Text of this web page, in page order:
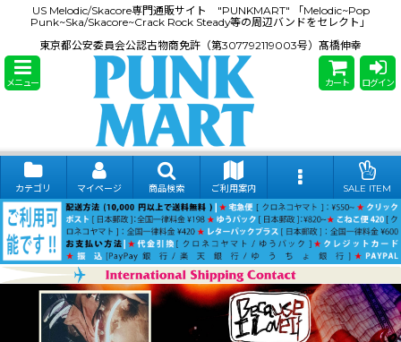
US Melodic/Skacore専門通販サイト "PUNKMART" 「Melodic~Pop
Punk~Ska/Skacore~Crack Rock Steady等の周辺バンドをセレクト」
東京都公安委員会公認古物商免許（第307792119003号）髙橋伸幸
メニュー カート ログイン
カテゴリ マイページ 商品検索 ご利用案内 SALE ITEM